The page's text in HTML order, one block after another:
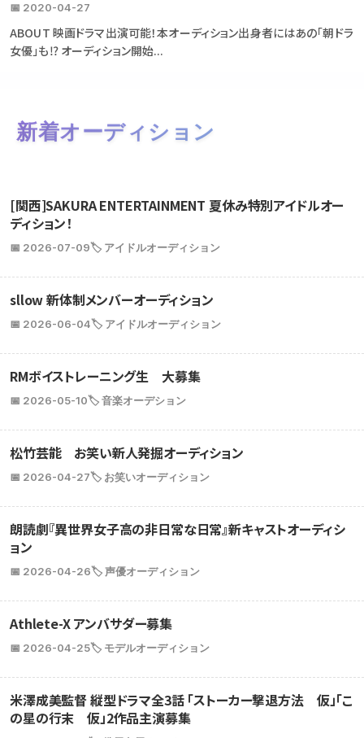
📅 2020-04-27
ABOUT 映画ドラマ出演可能！本オーディション出身者にはあの「朝ドラ
女優」も⁉ オーディション開始...
新着オーディション
[関西]SAKURA ENTERTAINMENT 夏休み特別アイドルオー
ディション！
📅 2026-07-09🏷️ アイドルオーディション
sllow 新体制メンバーオーディション
📅 2026-06-04🏷️ アイドルオーディション
RMボイストレーニング生 大募集
📅 2026-05-10🏷️ 音楽オーデション
松竹芸能 お笑い新人発掘オーディション
📅 2026-04-27🏷️ お笑いオーディション
朗読劇『異世界女子高の非日常な日常』新キャストオーディシ
ョン
📅 2026-04-26🏷️ 声優オーディション
Athlete-X アンバサダー募集
📅 2026-04-25🏷️ モデルオーディション
米澤成美監督 縦型ドラマ全3話 「ストーカー撃退方法 仮」「こ
の星の行末 仮」2作品主演募集